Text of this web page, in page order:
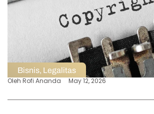
Bisnis, Legalitas
Oleh Rofi Ananda May 12, 2026